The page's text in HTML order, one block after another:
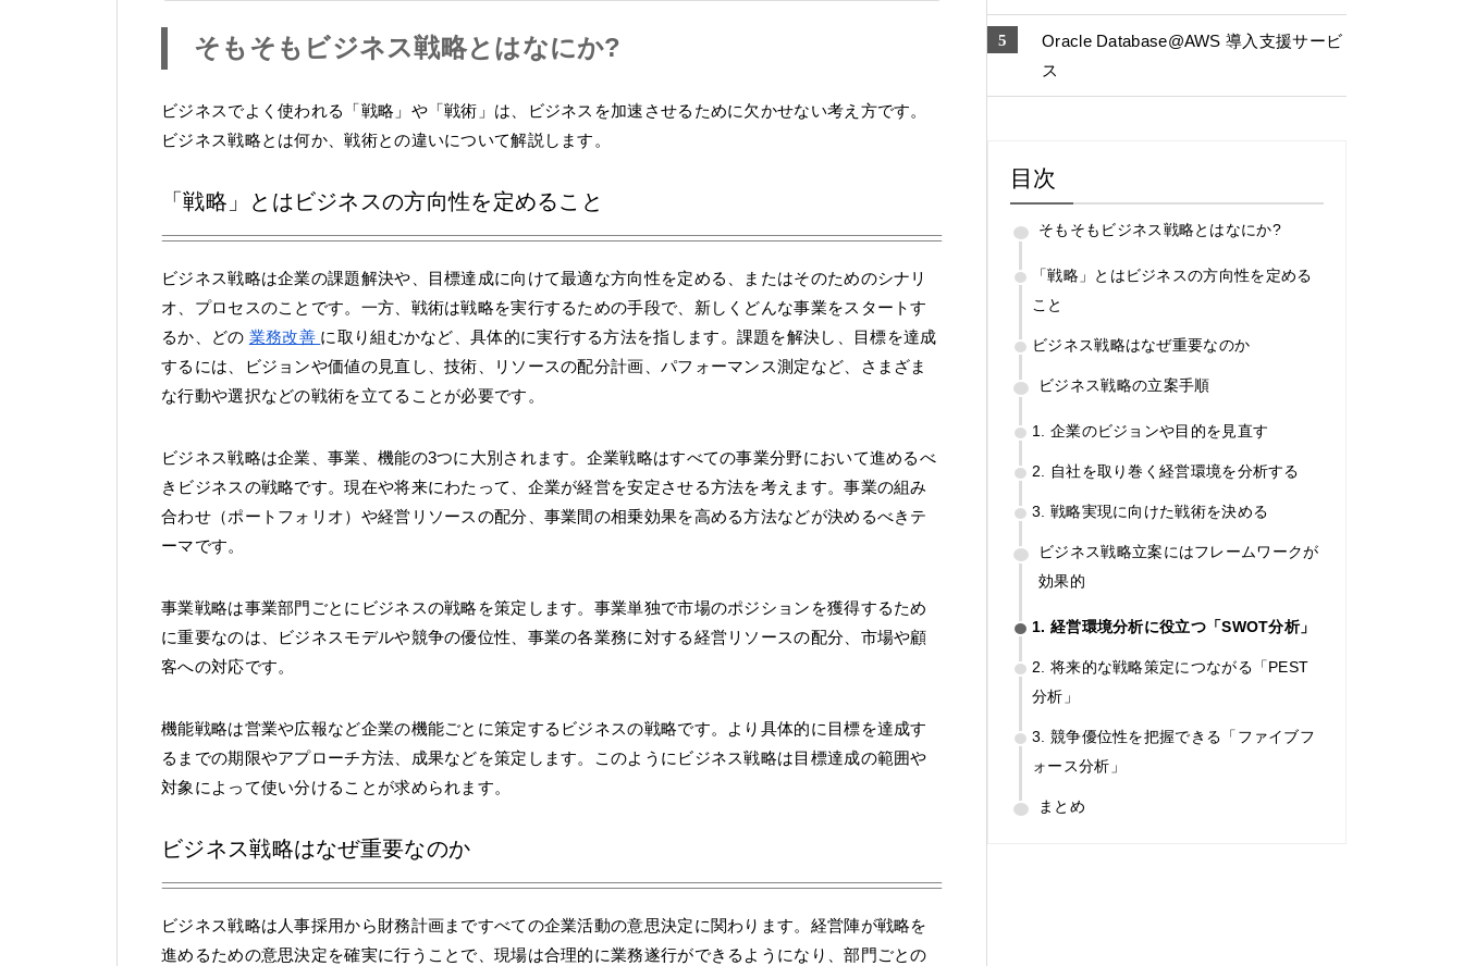
そもそもビジネス戦略とはなにか?
ビジネスでよく使われる「戦略」や「戦術」は、ビジネスを加速させるために欠かせない考え方です。
ビジネス戦略とは何か、戦術との違いについて解説します。
「戦略」とはビジネスの方向性を定めること
ビジネス戦略は企業の課題解決や、目標達成に向けて最適な方向性を定める、またはそのためのシナリ
オ、プロセスのことです。一方、戦術は戦略を実行するための手段で、新しくどんな事業をスタートす
るか、どの 業務改善 に取り組むかなど、具体的に実行する方法を指します。課題を解決し、目標を達成
するには、ビジョンや価値の見直し、技術、リソースの配分計画、パフォーマンス測定など、さまざま
な行動や選択などの戦術を立てることが必要です。
ビジネス戦略は企業、事業、機能の3つに大別されます。企業戦略はすべての事業分野において進めるべ
きビジネスの戦略です。現在や将来にわたって、企業が経営を安定させる方法を考えます。事業の組み
合わせ（ポートフォリオ）や経営リソースの配分、事業間の相乗効果を高める方法などが決めるべきテ
ーマです。
事業戦略は事業部門ごとにビジネスの戦略を策定します。事業単独で市場のポジションを獲得するため
に重要なのは、ビジネスモデルや競争の優位性、事業の各業務に対する経営リソースの配分、市場や顧
客への対応です。
機能戦略は営業や広報など企業の機能ごとに策定するビジネスの戦略です。より具体的に目標を達成す
るまでの期限やアプローチ方法、成果などを策定します。このようにビジネス戦略は目標達成の範囲や
対象によって使い分けることが求められます。
ビジネス戦略はなぜ重要なのか
ビジネス戦略は人事採用から財務計画まですべての企業活動の意思決定に関わります。経営陣が戦略を
進めるための意思決定を確実に行うことで、現場は合理的に業務遂行ができるようになり、部門ごとの
Oracle Database@AWS 導入支援サービ
ス
目次
そもそもビジネス戦略とはなにか?
「戦略」とはビジネスの方向性を定める
こと
ビジネス戦略はなぜ重要なのか
ビジネス戦略の立案手順
1. 企業のビジョンや目的を見直す
2. 自社を取り巻く経営環境を分析する
3. 戦略実現に向けた戦術を決める
ビジネス戦略立案にはフレームワークが
効果的
1. 経営環境分析に役立つ「SWOT分析」
2. 将来的な戦略策定につながる「PEST
分析」
3. 競争優位性を把握できる「ファイブフ
ォース分析」
まとめ